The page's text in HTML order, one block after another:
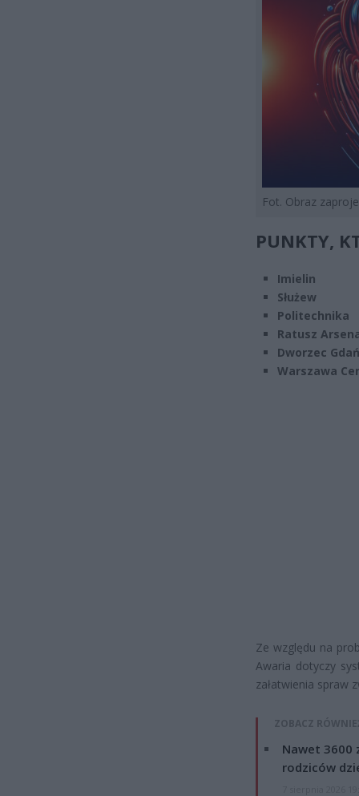
Fot. Obraz
PUNKTY,
Imielin
Służew
Politechnika
Ratusz
Dworzec
Warszawa
Ze względu na
Awaria dotyczy
załatwienia spraw
ZOBACZ
Nawet 3600
rodziców